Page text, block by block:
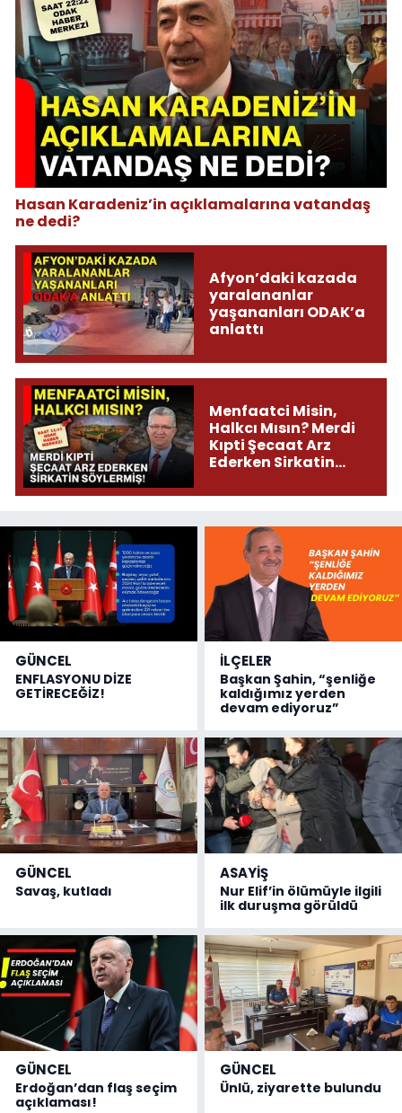
Hasan Karadeniz’in açıklamalarına vatandaş
ne dedi?
Afyon’daki kazada
yaralananlar
yaşananları ODAK’a
anlattı
Menfaatci Misin,
Halkcı Mısın? Merdi
Kıpti Şecaat Arz
Ederken Sirkatin
GÜNCEL
ENFLASYONU DİZE
GETİRECEĞİZ!
İLÇELER
Başkan Şahin, “şenliğe
kaldığımız yerden
devam ediyoruz”
GÜNCEL
Savaş, kutladı
ASAYİŞ
Nur Elif’in ölümüyle ilgili
ilk duruşma görüldü
GÜNCEL
Erdoğan’dan flaş seçim
açıklaması!
GÜNCEL
Ünlü, ziyarette bulundu